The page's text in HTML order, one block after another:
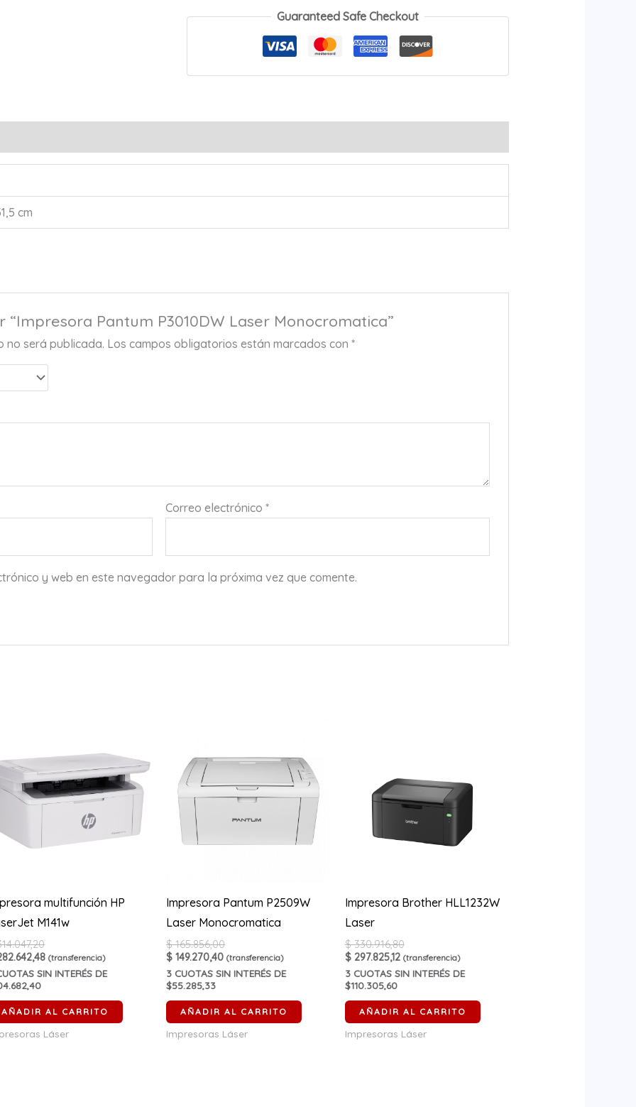
Guaranteed Safe Checkout
cm
Pantum P3010DW Laser Monocromatica”
no será publicada. Los campos obligatorios están marcados con*
Correo electrónico*
y web en este navegador para la próxima vez que comente.
multifunción HP
M141w
(transferencia)
SIN INTERÉS DE
AÑADIR AL CARRITO
Láser
Impresora Pantum P2509W
Laser Monocromatica
$165.856,00
$ 149.270,40 (transferencia)
3 CUOTAS SIN INTERÉS DE
$55.285,33
AÑADIR AL CARRITO
Impresoras Láser
Impresora Brother HLL1232W
Laser
$330.916,80
$297.825,12 (transferencia)
3CUOTAS SIN INTERÉS DE
$110.305,60
AÑADIR AL CARRITO
Impresoras Láser